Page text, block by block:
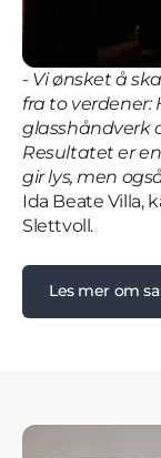
- Vi ønsket å
fra to
glasshåndverk
Resultatet er
gir lys, men
Ida Beate Villa,
Slettvoll.
Les mer om